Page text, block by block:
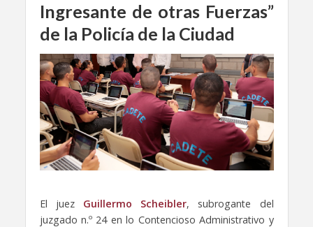
Ingresante de otras Fuerzas”
de la Policía de la Ciudad
El juez Guillermo Scheibler, subrogante del
juzgado n.º 24 en lo Contencioso Administrativo y